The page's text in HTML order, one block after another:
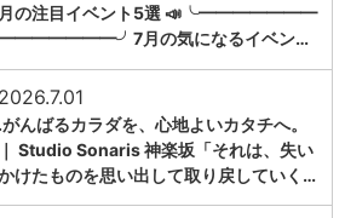
月の注目イベント5選 📣╰━━━━━━━
月の気になるイベン…
2026.7.01
.がんばるカラダを、心地よいカタチへ。
｜ Studio Sonaris 神楽坂「それは、失い
けたものを思い出して取り戻していく…